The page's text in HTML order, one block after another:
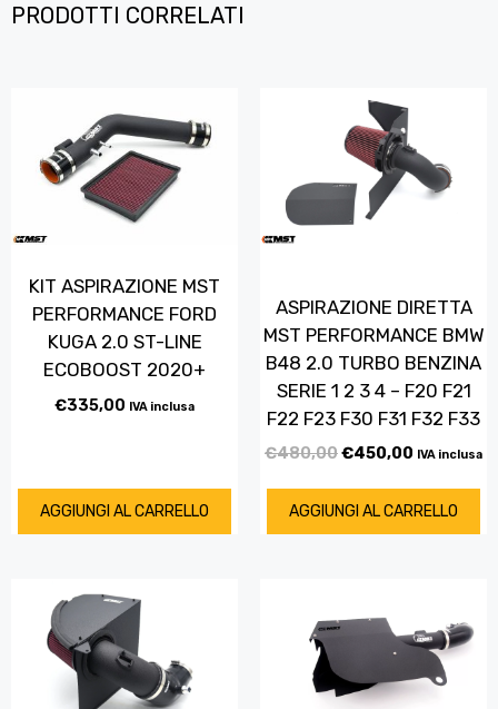
PRODOTTI CORRELATI
KIT ASPIRAZIONE MST
PERFORMANCE FORD
KUGA 2.0 ST-LINE
ECOBOOST 2020+
€335,00 IVA inclusa
AGGIUNGI AL CARRELLO
ASPIRAZIONE DIRETTA
MST PERFORMANCE BMW
B48 2.0 TURBO BENZINA
SERIE 1 2 3 4 – F20 F21
F22 F23 F30 F31 F32 F33
€480,00€450,00 IVA inclusa
AGGIUNGI AL CARRELLO